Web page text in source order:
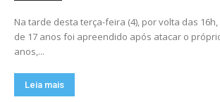
Na tarde desta terça-feira (4), por volta das
de 17 anos foi apreendido após atacar o
anos,...
Leia mais